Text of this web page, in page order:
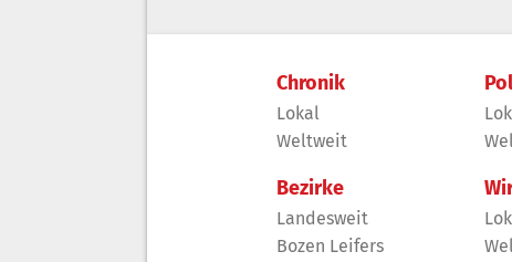
Chronik
Lokal
Weltweit
Bezirke
Landesweit
Bozen Leifers